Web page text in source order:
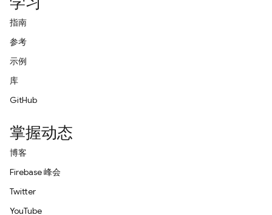
指南
参考
示例
库
GitHub
掌握动态
博客
Firebase 峰会
Twitter
YouTube